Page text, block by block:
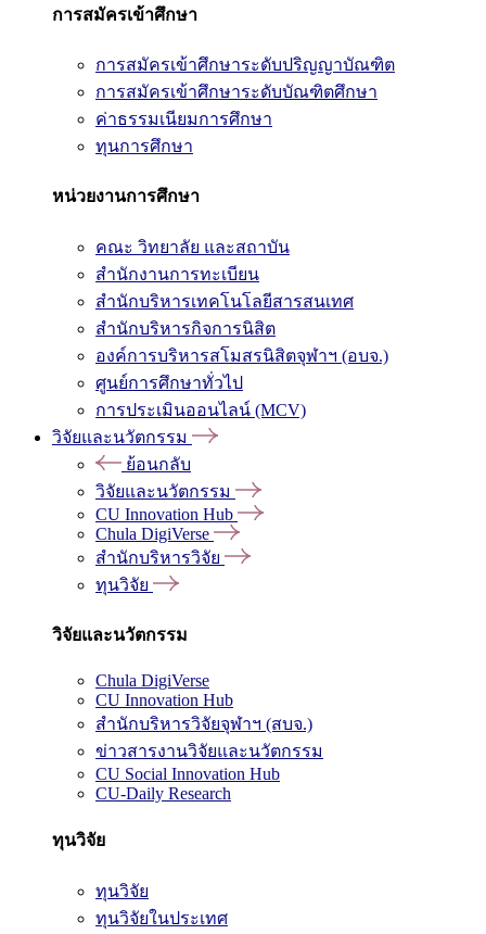
การสมัครเข้าศึกษา
การสมัครเข้าศึกษาระดับปริญญาบัณฑิต
การสมัครเข้าศึกษาระดับบัณฑิตศึกษา
ค่าธรรมเนียมการศึกษา
ทุนการศึกษา
หน่วยงานการศึกษา
คณะ วิทยาลัย และสถาบัน
สำนักงานการทะเบียน
สำนักบริหารเทคโนโลยีสารสนเทศ
สำนักบริหารกิจการนิสิต
องค์การบริหารสโมสรนิสิตจุฬาฯ (อบจ.)
ศูนย์การศึกษาทั่วไป
การประเมินออนไลน์ (MCV)
วิจัยและนวัตกรรม
ย้อนกลับ
วิจัยและนวัตกรรม
CU Innovation Hub
Chula DigiVerse
สำนักบริหารวิจัย
ทุนวิจัย
วิจัยและนวัตกรรม
Chula DigiVerse
CU Innovation Hub
สำนักบริหารวิจัยจุฬาฯ (สบจ.)
ข่าวสารงานวิจัยและนวัตกรรม
CU Social Innovation Hub
CU-Daily Research
ทุนวิจัย
ทุนวิจัย
ทุนวิจัยในประเทศ